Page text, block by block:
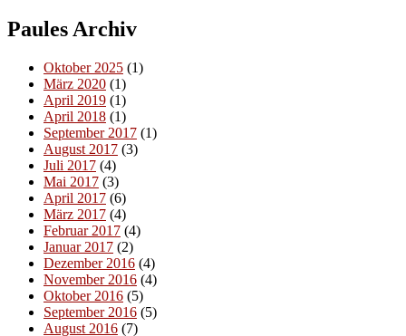
Paules Archiv
Oktober 2025 (1)
März 2020 (1)
April 2019 (1)
April 2018 (1)
September 2017 (1)
August 2017 (3)
Juli 2017 (4)
Mai 2017 (3)
April 2017 (6)
März 2017 (4)
Februar 2017 (4)
Januar 2017 (2)
Dezember 2016 (4)
November 2016 (4)
Oktober 2016 (5)
September 2016 (5)
August 2016 (7)